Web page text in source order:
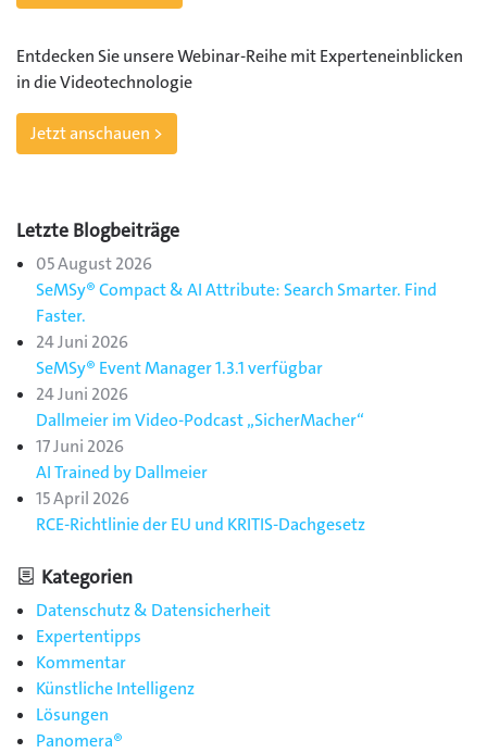
Entdecken Sie unsere Webinar-Reihe mit Experteneinblicken
in die Videotechnologie
Jetzt anschauen >
Letzte Blogbeiträge
05 August 2026
SeMSy® Compact & AI Attribute: Search Smarter. Find
Faster.
24 Juni 2026
SeMSy® Event Manager 1.3.1 verfügbar
24 Juni 2026
Dallmeier im Video-Podcast „SicherMacher“
17 Juni 2026
AI Trained by Dallmeier
15 April 2026
RCE-Richtlinie der EU und KRITIS-Dachgesetz
Kategorien
Datenschutz & Datensicherheit
Expertentipps
Kommentar
Künstliche Intelligenz
Lösungen
Panomera®